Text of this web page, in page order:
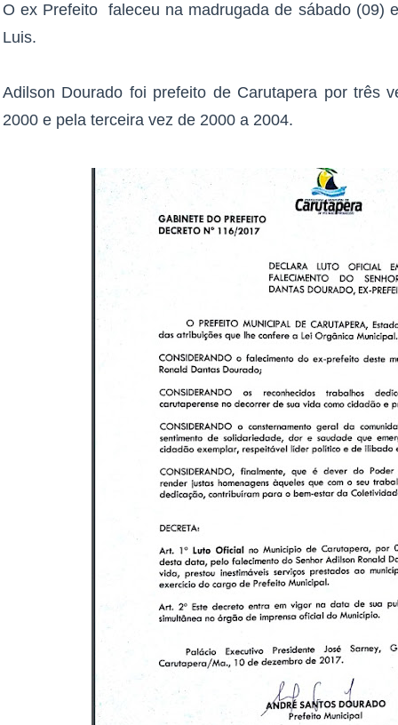
O ex Prefeito faleceu na madrugada de sábado (09)
Luis.
Adilson Dourado foi prefeito de Carutapera por três
2000 e pela terceira vez de 2000 a 2004.